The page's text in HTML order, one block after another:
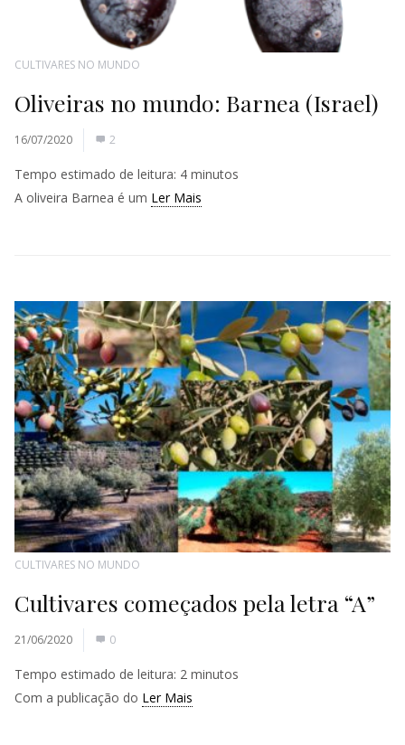
CULTIVARES NO MUNDO
Oliveiras no mundo: Barnea (Israel)
16/07/2020 2
Tempo estimado de leitura: 4 minutos
A oliveira Barnea é um Ler Mais
CULTIVARES NO MUNDO
Cultivares começados pela letra “A”
21/06/2020 0
Tempo estimado de leitura: 2 minutos
Com a publicação do Ler Mais